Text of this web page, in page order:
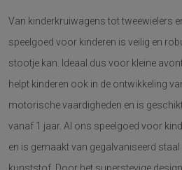
Van kinderkruiwagens tot tweewielers
speelgoed voor kinderen is veilig en
stootje kan. Ideaal dus voor kleine
helpt kinderen ook in de ontwikkeling
motorische vaardigheden en is
vanaf 1 jaar. Al ons speelgoed voor
en is gemaakt van gegalvaniseerd